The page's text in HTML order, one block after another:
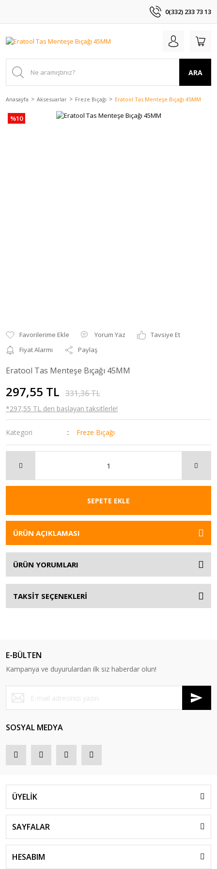
0(332) 233 73 13
ARA
Anasayfa Aksesuarlar Freze Bıçağı Eratool Tas Menteşe Bıçağı 45MM
%10
Yorum Yaz
Tavsiye Et
Fiyat Alarmı
Paylaş
Eratool Tas Menteşe Bıçağı 45MM
297,55 TL 331,36 TL
*297,55 TL den başlayan taksitlerle!
Kategori Freze Bıçağı
SEPETE EKLE
ÜRÜN AÇIKLAMASI
ÜRÜN YORUMLARI
TAKSİT SEÇENEKLERİ
E-BÜLTEN
Kampanya ve duyurulardan ilk siz haberdar olun!
SOSYAL MEDYA
ÜYELİK
SAYFALAR
HESABIM